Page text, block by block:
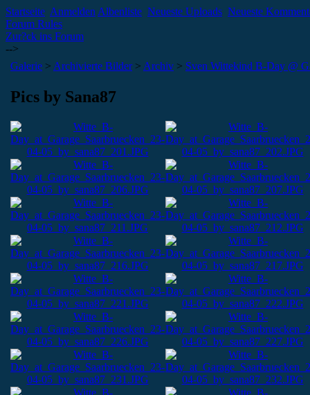
Startseite Anmelden Albenliste Neueste Uploads Neueste
Forum Rules
Zur?ck ins Forum
-->
Galerie > Archivierte Bilder> Archiv > Sven Wittekind B-Day @
Pics by Sana87